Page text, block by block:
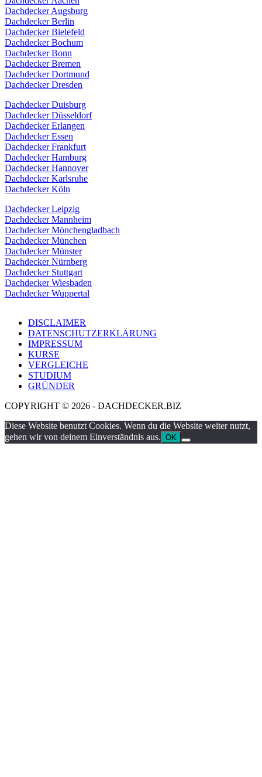
Dachdecker Augsburg
Dachdecker Berlin
Dachdecker Bielefeld
Dachdecker Bochum
Dachdecker Bonn
Dachdecker Bremen
Dachdecker Dortmund
Dachdecker Dresden
Dachdecker Duisburg
Dachdecker Düsseldorf
Dachdecker Erlangen
Dachdecker Essen
Dachdecker Frankfurt
Dachdecker Hamburg
Dachdecker Hannover
Dachdecker Karlsruhe
Dachdecker Köln
Dachdecker Leipzig
Dachdecker Mannheim
Dachdecker Mönchengladbach
Dachdecker München
Dachdecker Münster
Dachdecker Nürnberg
Dachdecker Stuttgart
Dachdecker Wiesbaden
Dachdecker Wuppertal
DISCLAIMER
DATENSCHUTZERKLÄRUNG
IMPRESSUM
KURSE
VERGLEICHE
STUDIUM
GRÜNDER
COPYRIGHT © 2026 - DACHDECKER.BIZ
Diese Website benutzt Cookies. Wenn du die Website weiter nutzt,
gehen wir von deinem Einverständnis aus. OK